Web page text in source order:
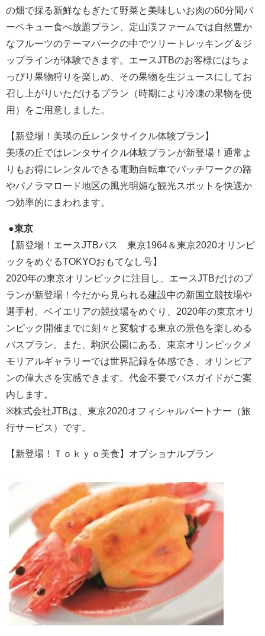
の畑で採る新鮮なもぎたて野菜と美味しいお肉の60分間バ
ーベキュー食べ放題プラン、定山渓ファームでは自然豊か
なフルーツのテーマパークの中でツリートレッキング＆ジ
ップラインが体験できます。エースJTBのお客様にはちょ
っぴり果物狩りを楽しめ、その果物を生ジュースにしてお
召し上がりいただけるプラン（時期により冷凍の果物を使
用）をご用意しました。
【新登場！美瑛の丘レンタサイクル体験プラン】
美瑛の丘ではレンタサイクル体験プランが新登場！通常よ
りもお得にレンタルできる電動自転車でパッチワークの路
やパノラマロード地区の風光明媚な観光スポットを快適か
つ効率的にまわれます。
●東京
【新登場！エースJTBバス 東京1964＆東京2020オリンピ
ックをめぐるTOKYOおもてなし号】
2020年の東京オリンピックに注目し、エースJTBだけのプ
ランが新登場！今だから見られる建設中の新国立競技場や
選手村、ベイエリアの競技場をめぐり、2020年の東京オリ
ンピック開催までに刻々と変貌する東京の景色を楽しめる
バスプラン。また、駒沢公園にある、東京オリンピックメ
モリアルギャラリーでは世界記録を体感でき、オリンピア
ンの偉大さを実感できます。代金不要でバスガイドがご案
内します。
※株式会社JTBは、東京2020オフィシャルパートナー（旅
行サービス）です。
【新登場！Ｔｏｋｙｏ美食】オプショナルプラン